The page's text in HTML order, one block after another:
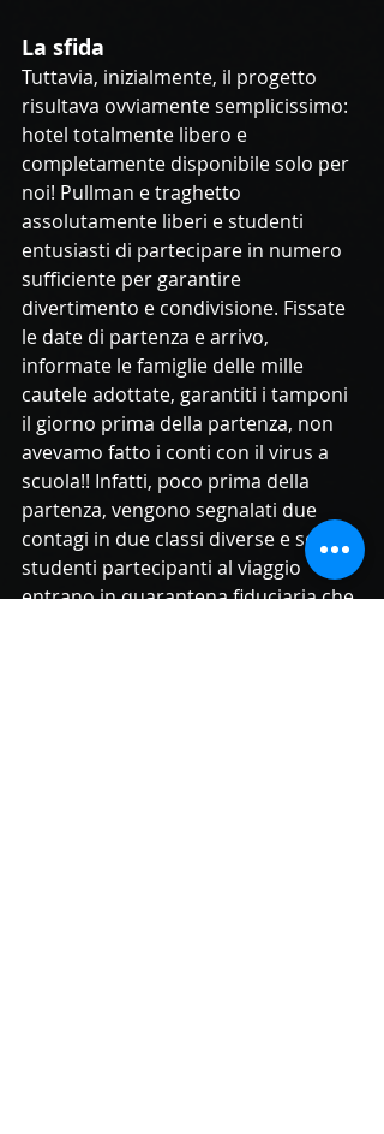
La sfida
Tuttavia, inizialmente, il progetto
risultava ovviamente semplicissimo:
hotel totalmente libero e
completamente disponibile solo per
noi! Pullman e traghetto
assolutamente liberi e studenti
entusiasti di partecipare in numero
sufficiente per garantire
divertimento e condivisione. Fissate
le date di partenza e arrivo,
informate le famiglie delle mille
cautele adottate, garantiti i tamponi
il giorno prima della partenza, non
avevamo fatto i conti con il virus a
scuola!! Infatti, poco prima della
partenza, vengono segnalati due
contagi in due classi diverse e sette
studenti partecipanti al viaggio
entrano in quarantena fiduciaria che